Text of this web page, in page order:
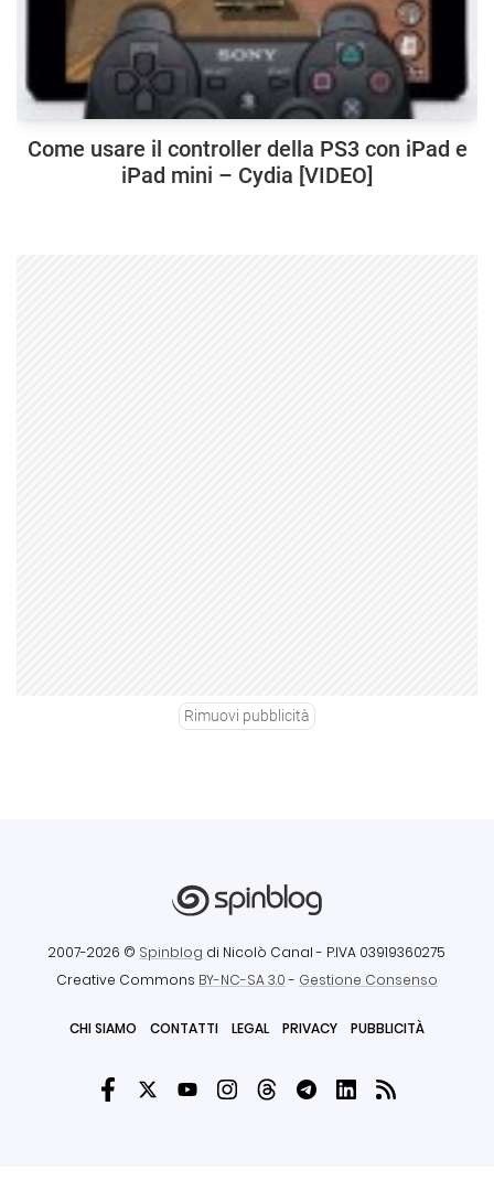
Come usare il controller della PS3 con iPad e
iPad mini – Cydia [VIDEO]
Rimuovi pubblicità
2007-2026 © Spinblog di Nicolò Canal - P.IVA 03919360275
Creative Commons BY-NC-SA 3.0- Gestione Consenso
CHI SIAMO CONTATTI LEGAL PRIVACY PUBBLICITÀ